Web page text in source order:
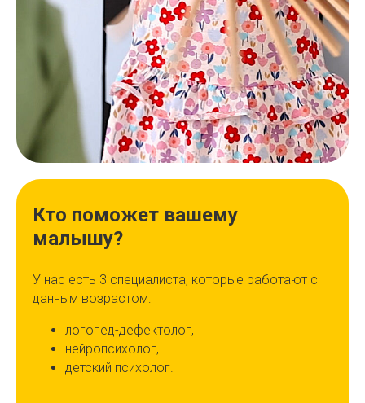
Кто поможет вашему
малышу?
У нас есть 3 специалиста, которые работают с
данным возрастом:
логопед-дефектолог,
нейропсихолог,
детский психолог.